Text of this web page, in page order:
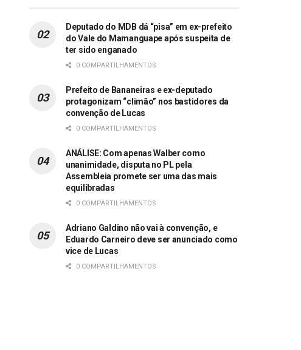
Deputado do MDB dá “pisa” em ex-prefeito
do Vale do Mamanguape após suspeita de
ter sido enganado
0 COMPARTILHAMENTOS
Prefeito de Bananeiras e ex-deputado
protagonizam “climão” nos bastidores da
convenção de Lucas
0 COMPARTILHAMENTOS
ANÁLISE: Com apenas Walber como
unanimidade, disputa no PL pela
Assembleia promete ser uma das mais
equilibradas
0 COMPARTILHAMENTOS
Adriano Galdino não vai à convenção, e
Eduardo Carneiro deve ser anunciado como
vice de Lucas
0 COMPARTILHAMENTOS